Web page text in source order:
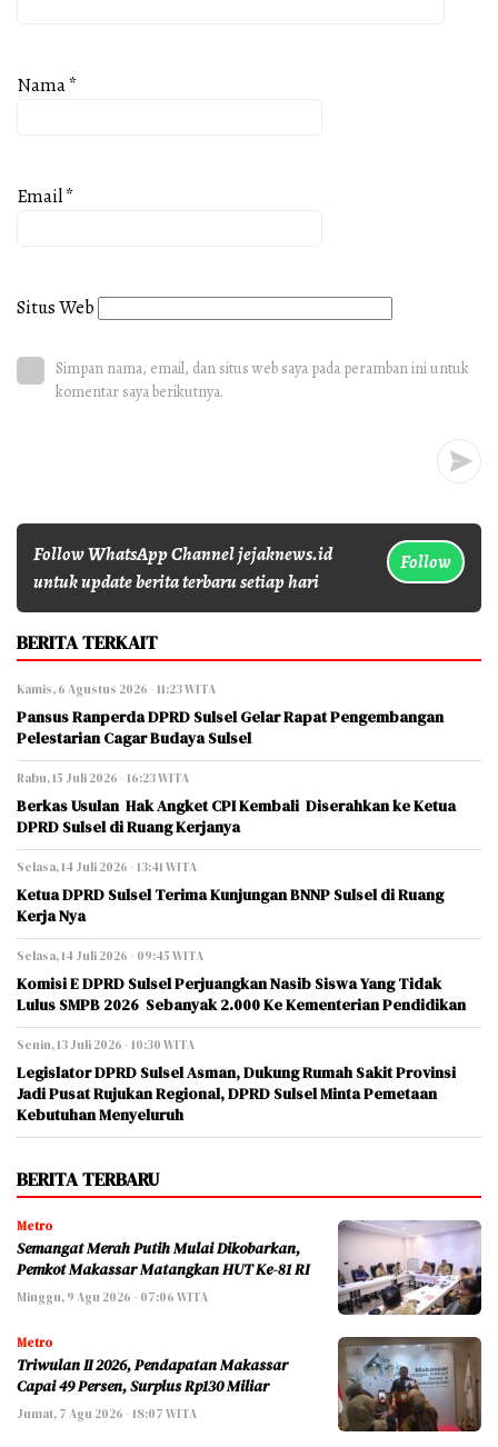
Nama*
Email*
Situs Web
Simpan nama, email, dan situs web saya pada peramban ini untuk
komentar saya berikutnya.
Follow WhatsApp Channel jejaknews.id
untuk update berita terbaru setiap hari
Follow
BERITA TERKAIT
Kamis, 6 Agustus 2026 - 11:23 WITA
Pansus Ranperda DPRD Sulsel Gelar Rapat Pengembangan
Pelestarian Cagar Budaya Sulsel
Rabu, 15 Juli 2026 - 16:23 WITA
Berkas Usulan Hak Angket CPI Kembali Diserahkan ke Ketua
DPRD Sulsel di Ruang Kerjanya
Selasa, 14 Juli 2026 - 13:41 WITA
Ketua DPRD Sulsel Terima Kunjungan BNNP Sulsel di Ruang
Kerja Nya
Selasa, 14 Juli 2026 - 09:45 WITA
Komisi E DPRD Sulsel Perjuangkan Nasib Siswa Yang Tidak
Lulus SMPB 2026 Sebanyak 2.000 Ke Kementerian Pendidikan
Senin, 13 Juli 2026 - 10:30 WITA
Legislator DPRD Sulsel Asman, Dukung Rumah Sakit Provinsi
Jadi Pusat Rujukan Regional, DPRD Sulsel Minta Pemetaan
Kebutuhan Menyeluruh
BERITA TERBARU
Metro
Semangat Merah Putih Mulai Dikobarkan,
Pemkot Makassar Matangkan HUT Ke-81 RI
Minggu, 9 Agu 2026 - 07:06 WITA
Metro
Triwulan II 2026, Pendapatan Makassar
Capai 49 Persen, Surplus Rp130 Miliar
Jumat, 7 Agu 2026 - 18:07 WITA